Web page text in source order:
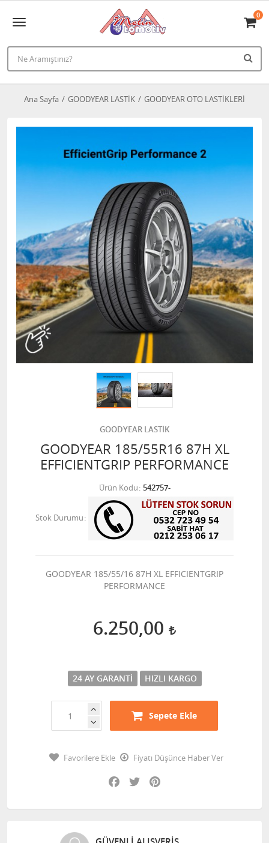
0
Ana Sayfa GOODYEAR LASTİK GOODYEAR OTO LASTİKLERİ
GOODYEAR LASTİK
GOODYEAR 185/55R16 87H XL
EFFICIENTGRIP PERFORMANCE
Ürün Kodu 542757-
Stok Durumu
GOODYEAR 185/55/16 87H XL EFFICIENTGRIP
PERFORMANCE
6.250,00
24 AY GARANTI HIZLI KARGO
Sepete Ekle
Favorilere Ekle
Fiyatı Düşünce Haber Ver
Facebook
Twitter